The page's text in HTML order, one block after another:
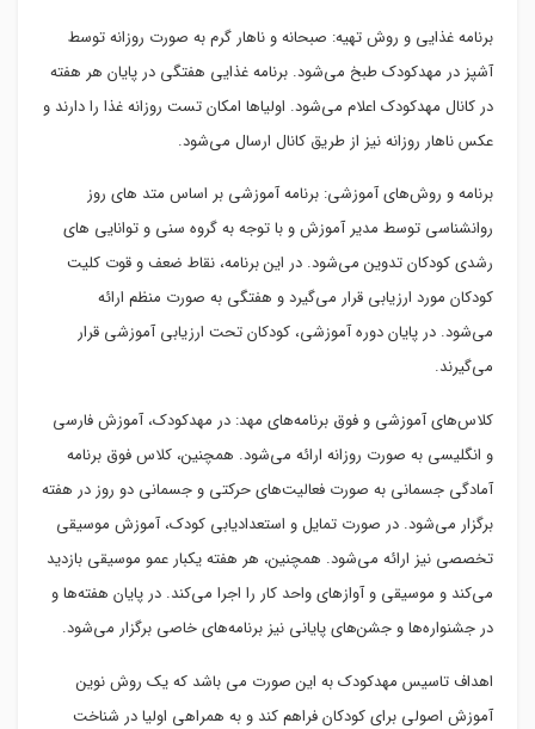
برنامه غذایی و روش تهیه: صبحانه و ناهار گرم به صورت روزانه توسط
آشپز در مهدکودک طبخ می‌شود. برنامه غذایی هفتگی در پایان هر هفته
در کانال مهدکودک اعلام می‌شود. اولیا‌ها امکان تست روزانه غذا را دارند و
عکس ناهار روزانه نیز از طریق کانال ارسال می‌شود.
برنامه و روش‌های آموزشی: برنامه آموزشی بر اساس متد های روز
روانشناسی توسط مدیر آموزش و با توجه به گروه سنی و توانایی های
رشدی کودکان تدوین می‌شود. در این برنامه، نقاط ضعف و قوت کلیت
کودکان مورد ارزیابی قرار می‌گیرد و هفتگی به صورت منظم ارائه
می‌شود. در پایان دوره آموزشی، کودکان تحت ارزیابی آموزشی قرار
می‌گیرند.
کلاس‌های آموزشی و فوق برنامه‌های مهد: در مهدکودک، آموزش فارسی
و انگلیسی به صورت روزانه ارائه می‌شود. همچنین، کلاس فوق برنامه
آمادگی جسمانی به صورت فعالیت‌های حرکتی و جسمانی دو روز در هفته
برگزار می‌شود. در صورت تمایل و استعدادیابی کودک، آموزش موسیقی
تخصصی نیز ارائه می‌شود. همچنین، هر هفته یکبار عمو موسیقی بازدید
می‌کند و موسیقی و آوازهای واحد کار را اجرا می‌کند. در پایان هفته‌ها و
در جشنواره‌ها و جشن‌های پایانی نیز برنامه‌های خاصی برگزار می‌شود.
اهداف تاسیس مهدکودک به این صورت می باشد که یک روش نوین
آموزش اصولی برای کودکان فراهم کند و به همراهی اولیا در شناخت